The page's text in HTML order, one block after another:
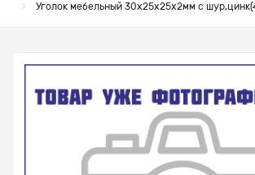
Уголок мебельный 30х25х25х2мм с